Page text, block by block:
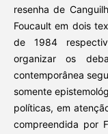
resenha de
Foucault em dois
de 1984
organizar os
contemporânea
somente
políticas, em
compreendida por